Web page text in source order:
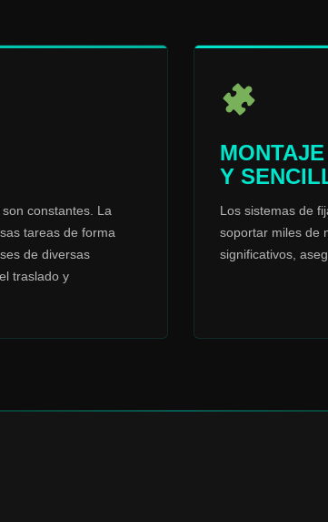
constantes. La
tareas de forma
de diversas
traslado y
Y
Los sistemas de
soportar miles de
significativos,